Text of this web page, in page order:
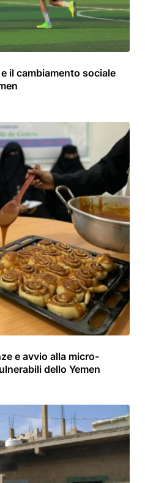
il cambiamento sociale
e avvio alla micro-
dello Yemen